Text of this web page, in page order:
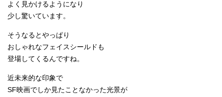
よく見かけるようになり
少し驚いています。
そうなるとやっぱり
おしゃれなフェイスシールドも
登場してくるんですね。
近未来的な印象で
SF映画でしか見たことなかった光景が